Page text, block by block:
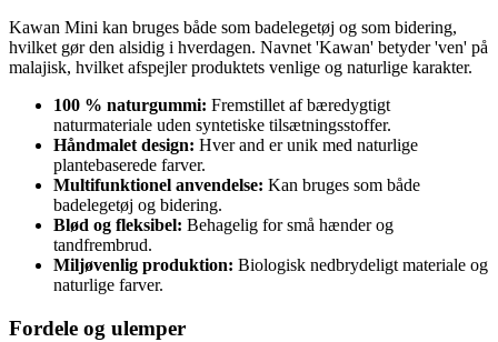
Kawan Mini kan bruges både som badelegetøj og som bidering,
hvilket gør den alsidig i hverdagen. Navnet 'Kawan' betyder 'ven' på
malajisk, hvilket afspejler produktets venlige og naturlige karakter.
100 % naturgummi: Fremstillet af bæredygtigt
naturmateriale uden syntetiske tilsætningsstoffer.
Håndmalet design: Hver and er unik med naturlige
plantebaserede farver.
Multifunktionel anvendelse: Kan bruges som både
badelegetøj og bidering.
Blød og fleksibel: Behagelig for små hænder og
tandfrembrud.
Miljøvenlig produktion: Biologisk nedbrydeligt materiale og
naturlige farver.
Fordele og ulemper